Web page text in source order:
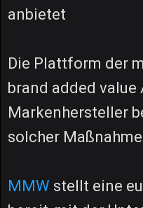
anbietet
Die Plattform der
brand added
Markenhersteller
solcher
MMW stellt eine